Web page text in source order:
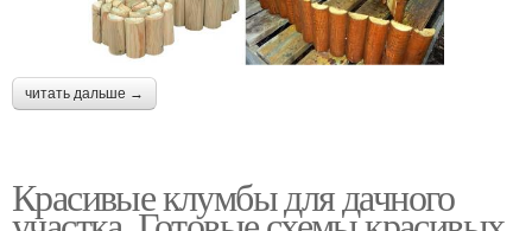
читать дальше →
Красивые клумбы для дачного